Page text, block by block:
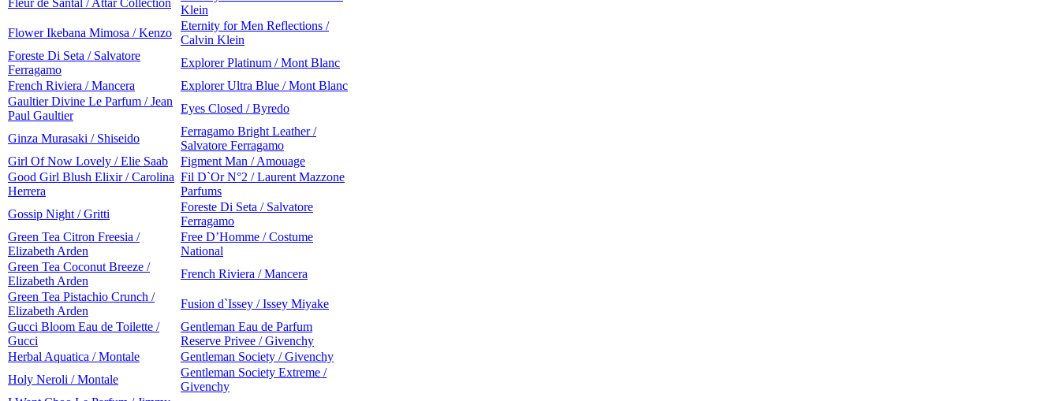
Fleur de Santal / Attar Collection
Klein
Flower Ikebana Mimosa / Kenzo
Eternity for Men Reflections /
Calvin Klein
Foreste Di Seta / Salvatore
Ferragamo
Explorer Platinum / Mont Blanc
French Riviera / Mancera
Explorer Ultra Blue / Mont Blanc
Gaultier Divine Le Parfum / Jean
Paul Gaultier
Eyes Closed / Byredo
Ginza Murasaki / Shiseido
Ferragamo Bright Leather /
Salvatore Ferragamo
Girl Of Now Lovely / Elie Saab
Figment Man / Amouage
Good Girl Blush Elixir / Carolina
Herrera
Fil D`Or N°2 / Laurent Mazzone
Parfums
Gossip Night / Gritti
Foreste Di Seta / Salvatore
Ferragamo
Green Tea Citron Freesia /
Elizabeth Arden
Free D’Homme / Costume
National
Green Tea Coconut Breeze /
Elizabeth Arden
French Riviera / Mancera
Green Tea Pistachio Crunch /
Elizabeth Arden
Fusion d`Issey / Issey Miyake
Gucci Bloom Eau de Toilette /
Gucci
Gentleman Eau de Parfum
Reserve Privee / Givenchy
Herbal Aquatica / Montale
Gentleman Society / Givenchy
Holy Neroli / Montale
Gentleman Society Extreme /
Givenchy